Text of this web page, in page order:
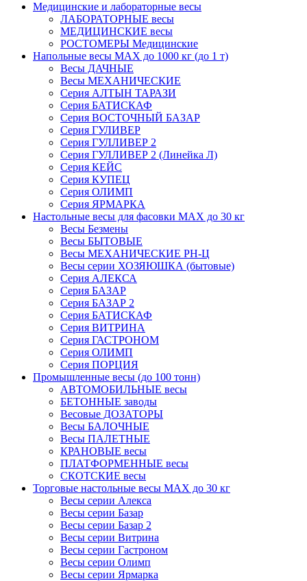
Медицинские и лабораторные весы
ЛАБОРАТОРНЫЕ весы
МЕДИЦИНСКИЕ весы
РОСТОМЕРЫ Медицинские
Напольные весы MAX до 1000 кг (до 1 т)
Весы ДАЧНЫЕ
Весы МЕХАНИЧЕСКИЕ
Серия АЛТЫН ТАРАЗИ
Серия БАТИСКАФ
Серия ВОСТОЧНЫЙ БАЗАР
Серия ГУЛИВЕР
Серия ГУЛЛИВЕР 2
Серия ГУЛЛИВЕР 2 (Линейка Л)
Серия КЕЙС
Серия КУПЕЦ
Серия ОЛИМП
Серия ЯРМАРКА
Настольные весы для фасовки MAX до 30 кг
Весы Безмены
Весы БЫТОВЫЕ
Весы МЕХАНИЧЕСКИЕ РН-Ц
Весы серии ХОЗЯЮШКА (бытовые)
Серия АЛЕКСА
Серия БАЗАР
Серия БАЗАР 2
Серия БАТИСКАФ
Серия ВИТРИНА
Серия ГАСТРОНОМ
Серия ОЛИМП
Серия ПОРЦИЯ
Промышленные весы (до 100 тонн)
АВТОМОБИЛЬНЫЕ весы
БЕТОННЫЕ заводы
Весовые ДОЗАТОРЫ
Весы БАЛОЧНЫЕ
Весы ПАЛЕТНЫЕ
КРАНОВЫЕ весы
ПЛАТФОРМЕННЫЕ весы
СКОТСКИЕ весы
Торговые настольные весы MAX до 30 кг
Весы серии Алекса
Весы серии Базар
Весы серии Базар 2
Весы серии Витрина
Весы серии Гастроном
Весы серии Олимп
Весы серии Ярмарка